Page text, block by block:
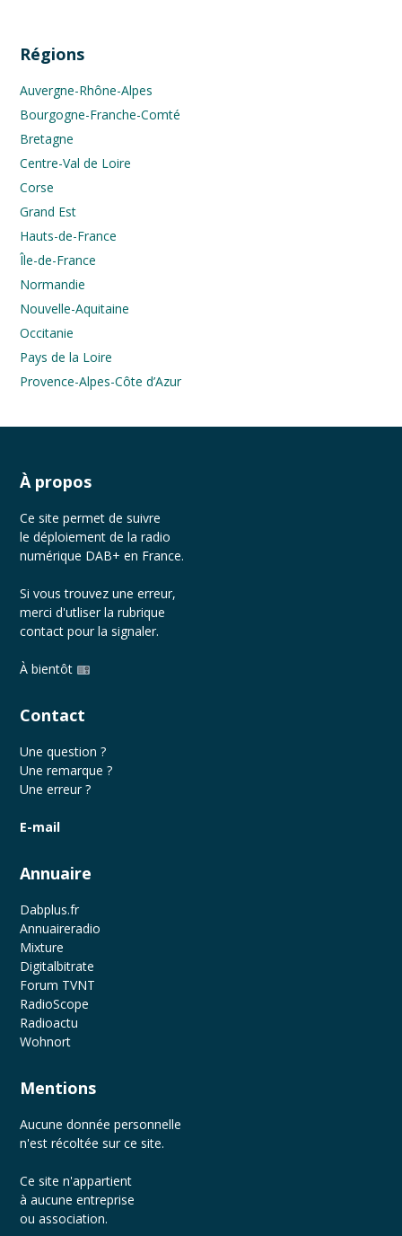
Régions
Auvergne-Rhône-Alpes
Bourgogne-Franche-Comté
Bretagne
Centre-Val de Loire
Corse
Grand Est
Hauts-de-France
Île-de-France
Normandie
Nouvelle-Aquitaine
Occitanie
Pays de la Loire
Provence-Alpes-Côte d’Azur
À propos
Ce site permet de suivre
le déploiement de la radio
numérique DAB+ en France.
Si vous trouvez une erreur,
merci d'utliser la rubrique
contact pour la signaler.
À bientôt
Contact
Une question ?
Une remarque ?
Une erreur ?
E-mail
Annuaire
Dabplus.fr
Annuaireradio
Mixture
Digitalbitrate
Forum TVNT
RadioScope
Radioactu
Wohnort
Mentions
Aucune donnée personnelle
n'est récoltée sur ce site.
Ce site n'appartient
à aucune entreprise
ou association.